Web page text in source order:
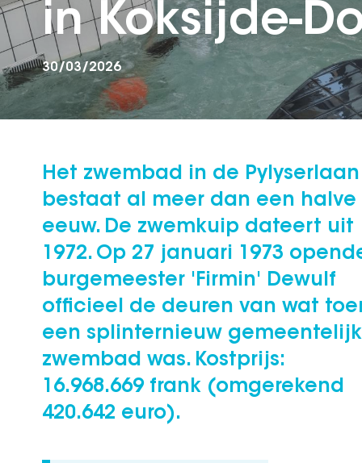
in Koksijde-
30/03/2026
Het zwembad in de Pylyserlaan
bestaat al meer dan een halve
eeuw. De zwemkuip dateert uit
1972. Op 27 januari 1973
burgemeester 'Firmin' Dewulf
officieel de deuren van wat
een splinternieuw gemeentelijk
zwembad was. Kostprijs:
16.968.669 frank (omgerekend
420.642 euro).